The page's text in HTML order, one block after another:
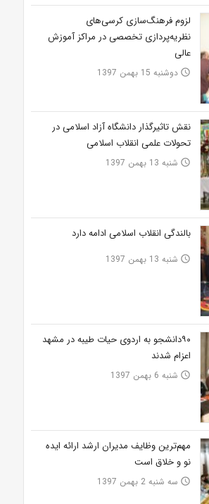
لزوم فرهنگ‌سازی کرسی‌های
نظریه‌پردازی تخصصی در مراکز آموزش
عالی
access_time دوشنبه 15 بهمن 1397
نقش تاثیرگذار دانشگاه آزاد اسلامی در
تحولات علمی انقلاب اسلامی
access_time شنبه 13 بهمن 1397
بالندگی انقلاب اسلامی ادامه دارد
access_time شنبه 13 بهمن 1397
۹۰دانشجو به اردوی حیات طیبه در مشهد
اعزام شدند
access_time شنبه 6 بهمن 1397
مهم‌ترین وظایف مدیران ارشد ارائه ایده
نو و خلاق است
access_time سه شنبه 2 بهمن 1397